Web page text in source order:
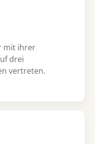
mit ihrer
drei
vertreten.